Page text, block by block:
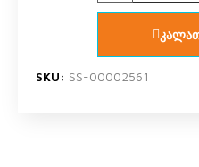
SKU: SS-00002561